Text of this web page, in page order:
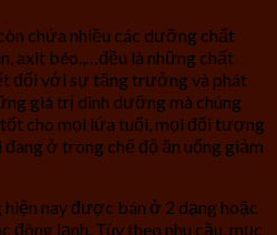
chứa nhiều các dưỡng chất
axit béo.,…đều là những chất
đối với sự tăng trưởng và phát
giá trị dinh dưỡng mà chúng
cho mọi lứa tuổi, mọi đối tượng
ở trong chế độ ăn uống giảm
nay được bán ở 2 dạng hoặc
đông lạnh. Tùy theo nhu cầu, mục